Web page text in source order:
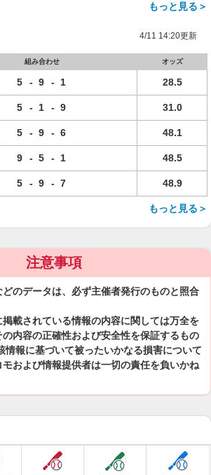
もっと見る＞
4/11 14:20更新
組み合わせ オッズ
5 - 9 - 1 28.5
5 - 1 - 9 31.0
5 - 9 - 6 48.1
9 - 5 - 1 48.5
5 - 9 - 7 48.9
もっと見る＞
注意事項
のデータは、必ず主催者発行のものと照合
載されている情報の内容に関しては万全を
内容の正確性および安全性を保証するもの
情報に基づいて被ったいかなる損害について
および情報提供者は一切の責任を負いかね